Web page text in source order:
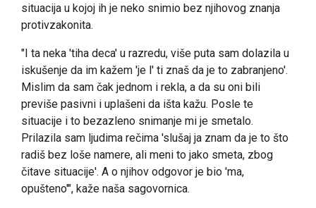
situacija u kojoj ih je neko snimio bez njihovog znanja
protivzakonita.
"I ta neka 'tiha deca' u razredu, više puta sam dolazila u
iskušenje da im kažem 'je l' ti znaš da je to zabranjeno'.
Mislim da sam čak jednom i rekla, a da su oni bili
previše pasivni i uplašeni da išta kažu. Posle te
situacije i to bezazleno snimanje mi je smetalo.
Prilazila sam ljudima rečima 'slušaj ja znam da je to što
radiš bez loše namere, ali meni to jako smeta, zbog
čitave situacije'. A o njihov odgovor je bio 'ma,
opušteno'", kaže naša sagovornica.